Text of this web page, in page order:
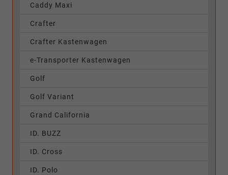
Caddy Maxi
Crafter
Crafter Kastenwagen
e-Transporter Kastenwagen
Golf
Golf Variant
Grand California
ID. BUZZ
ID. Cross
ID. Polo